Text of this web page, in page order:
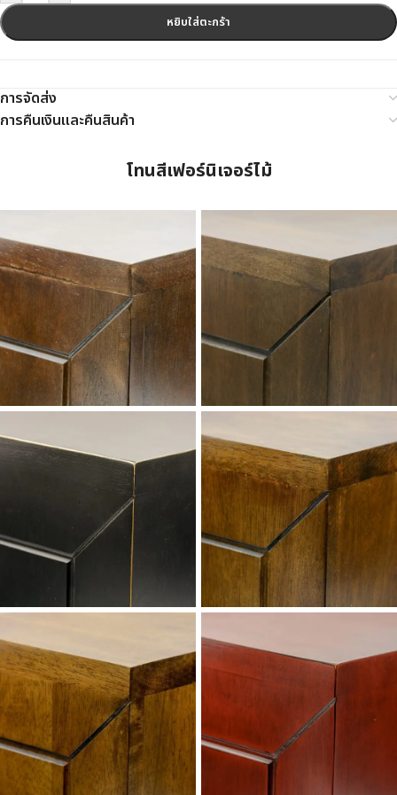
หยิบใส่ตะกร้า
การจัดส่ง
การคืนเงินและคืนสินค้า
โทนสีเฟอร์นิเจอร์ไม้